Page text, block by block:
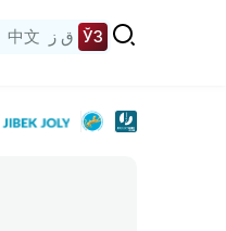
中文 ق ز ЎЗ